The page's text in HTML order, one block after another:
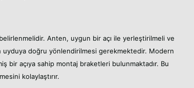
Anten, uygun bir açı ile yerleştirilmeli ve
uyduya doğru yönlendirilmesi gerekmektedir. Modern
bir açıya sahip montaj braketleri bulunmaktadır. Bu
kolaylaştırır.